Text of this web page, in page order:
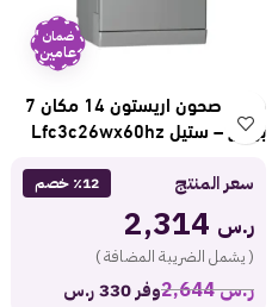
ضمان
عامين
جلاية صحون اريستون 14 مكان 7
برامج – ستيل Lfc3c26wx60hz
سعر المنتج ٪12 خصم
ر.س
( يشمل الضريبة المضافة )
ر.س2,644 وفر 330 ر.س